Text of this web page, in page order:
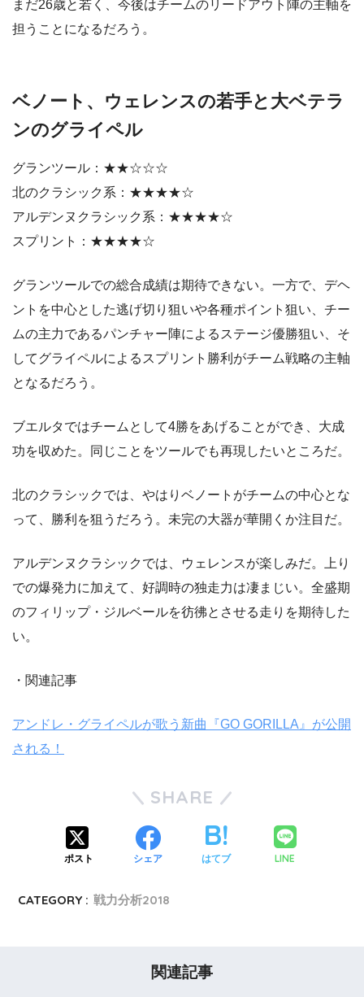
まだ26歳と若く、今後はチームのリードアウト陣の主軸を
担うことになるだろう。
ベノート、ウェレンスの若手と大ベテラ
ンのグライペル
グランツール：★★☆☆☆
北のクラシック系：★★★★☆
アルデンヌクラシック系：★★★★☆
スプリント：★★★★☆
グランツールでの総合成績は期待できない。一方で、デヘ
ントを中心とした逃げ切り狙いや各種ポイント狙い、チー
ムの主力であるパンチャー陣によるステージ優勝狙い、そ
してグライペルによるスプリント勝利がチーム戦略の主軸
となるだろう。
ブエルタではチームとして4勝をあげることができ、大成
功を収めた。同じことをツールでも再現したいところだ。
北のクラシックでは、やはりベノートがチームの中心とな
って、勝利を狙うだろう。未完の大器が華開くか注目だ。
アルデンヌクラシックでは、ウェレンスが楽しみだ。上り
での爆発力に加えて、好調時の独走力は凄まじい。全盛期
のフィリップ・ジルベールを彷彿とさせる走りを期待した
い。
・関連記事
アンドレ・グライペルが歌う新曲『GO GORILLA』が公開
される！
SHARE
ポスト シェア はてブ LINE
CATEGORY : 戦力分析2018
関連記事